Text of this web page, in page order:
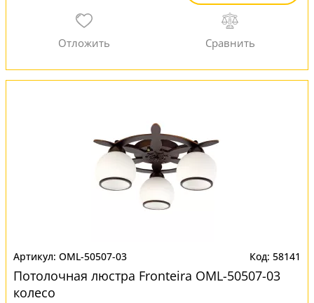
OML-50507-03 58141
Потолочная люстра Fronteira OML-50507-03
колесо